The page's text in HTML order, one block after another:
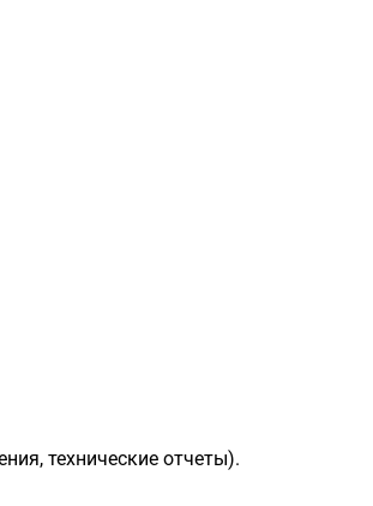
технические отчеты).